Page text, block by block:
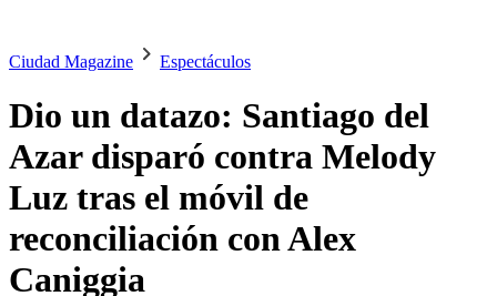
Ciudad Magazine Espectáculos
Dio un datazo: Santiago del
Azar disparó contra Melody
Luz tras el móvil de
reconciliación con Alex
Caniggia